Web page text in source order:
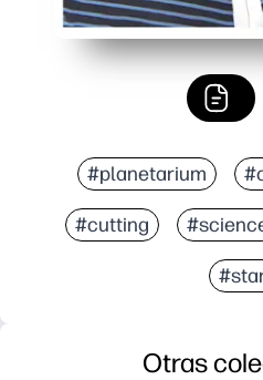
#planetarium
#cutting
Otras